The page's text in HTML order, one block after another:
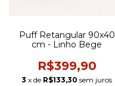
Puff Retangular 90x40
cm - Linho Bege
R$399,90
3 x de R$133,30 sem juros